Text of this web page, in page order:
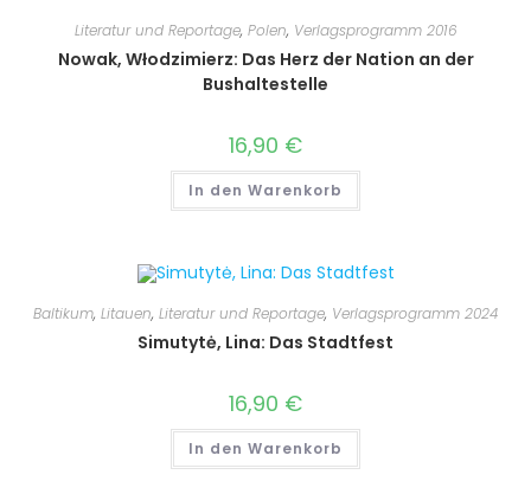
Literatur und Reportage, Polen, Verlagsprogramm 2016
Nowak, Włodzimierz: Das Herz der Nation an der
Bushaltestelle
16,90 €
In den Warenkorb
Baltikum, Litauen, Literatur und Reportage, Verlagsprogramm 2024
Simutytė, Lina: Das Stadtfest
16,90 €
In den Warenkorb